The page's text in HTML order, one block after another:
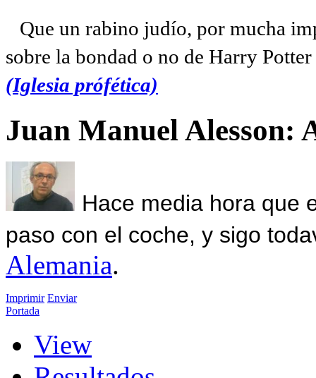
Que un rabino judío, por mucha
sobre la bondad o no de Harry
(Iglesia prófética)
Juan Manuel Alesson:
Hace media hora que
paso con el coche, y sigo
Alemania.
Imprimir Enviar
Portada
View